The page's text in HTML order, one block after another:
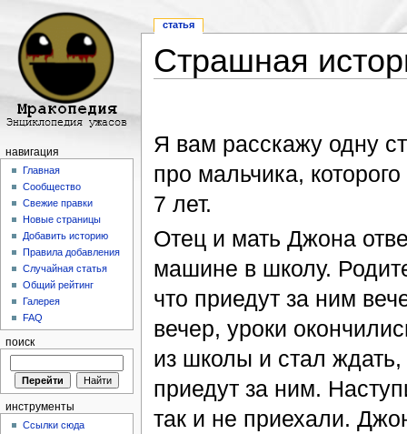
Страшная
Я вам расскажу одну
про мальчика,
7 лет.
Отец и мать Джона
машине в школу.
что приедут за ним
вечер, уроки
из школы и стал ждать,
приедут за ним.
так и не приехали.
статья
навигация
Главная
Сообщество
Свежие правки
Новые страницы
Добавить историю
Правила добавления
Случайная статья
Общий рейтинг
Галерея
FAQ
поиск
инструменты
Ссылки сюда